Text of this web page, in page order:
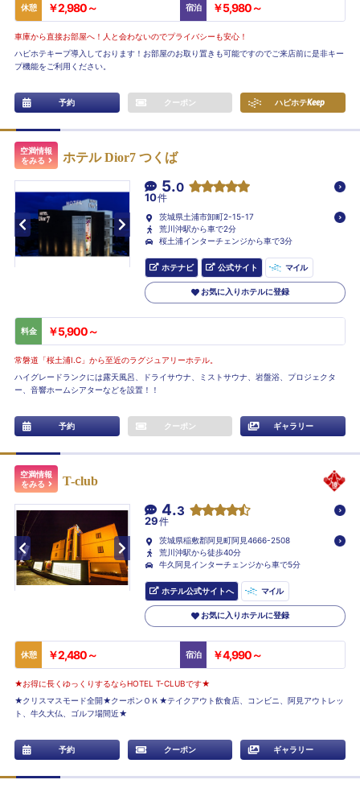
休憩 ￥2,980～ 宿泊 ￥5,980～
車庫から直接お部屋へ！人と会わないのでプライバシーも安心！
ハピホテキープ導入しております！お部屋のお取り置きも可能ですのでご来店前に是非キー
プ機能をご利用ください。
予約 クーポン ハピホテKeep
空満情報
をみる
ホテル Dior7 つくば
5.0
10件
茨城県土浦市卸町2-15-17
荒川沖駅から車で2分
桜土浦インターチェンジから車で3分
ホテナビ 公式サイト マイル
お気に入りホテルに登録
料金 ￥5,900～
常磐道「桜土浦I.C」から至近のラグジュアリーホテル。
ハイグレードランクには露天風呂、ドライサウナ、ミストサウナ、岩盤浴、プロジェクタ
ー、音響ホームシアターなどを設置！！
予約 クーポン ギャラリー
空満情報
をみる
T-club
4.3
29件
茨城県稲敷郡阿見町阿見4666-2508
荒川沖駅から徒歩40分
牛久阿見インターチェンジから車で5分
ホテル公式サイトへ マイル
お気に入りホテルに登録
休憩 ￥2,480～ 宿泊 ￥4,990～
★お得に長くゆっくりするならHOTEL T-CLUBです★
★クリスマスモード全開★クーポンＯＫ★テイクアウト飲食店、コンビニ、阿見アウトレッ
ト、牛久大仏、ゴルフ場間近★
予約 クーポン ギャラリー